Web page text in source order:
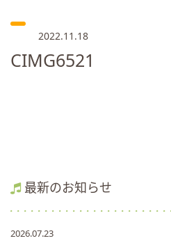
2022.11.18
CIMG6521
最新のお知らせ
2026.07.23